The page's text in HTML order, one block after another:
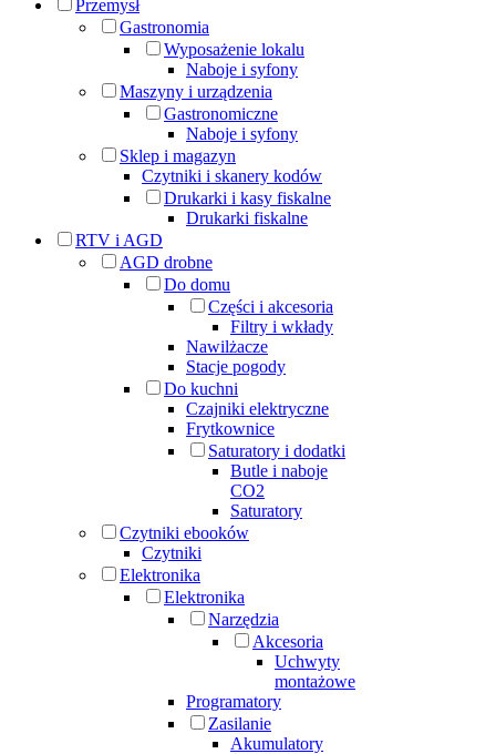
Przemysł
Gastronomia
Wyposażenie lokalu
Naboje i syfony
Maszyny i urządzenia
Gastronomiczne
Naboje i syfony
Sklep i magazyn
Czytniki i skanery kodów
Drukarki i kasy fiskalne
Drukarki fiskalne
RTV i AGD
AGD drobne
Do domu
Części i akcesoria
Filtry i wkłady
Nawilżacze
Stacje pogody
Do kuchni
Czajniki elektryczne
Frytkownice
Saturatory i dodatki
Butle i naboje
CO2
Saturatory
Czytniki ebooków
Czytniki
Elektronika
Elektronika
Narzędzia
Akcesoria
Uchwyty
montażowe
Programatory
Zasilanie
Akumulatory